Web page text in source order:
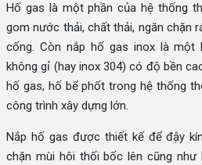
Hố gas là một phần của hệ thống
gom nước thải, chất thải, ngăn chặn
cống. Còn nắp hố gas inox là
không gỉ (hay inox 304) có độ bền
hố gas, hố bể phốt trong hệ thống
công trình xây dựng lớn.
Nắp hố gas được thiết kế để đậy
chặn mùi hôi thối bốc lên cũng như